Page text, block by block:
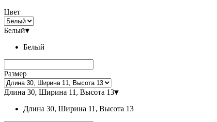
Цвет
Белый▾
Белый
Размер
Длина 30, Ширина 11, Высота 13▾
Длина 30, Ширина 11, Высота 13